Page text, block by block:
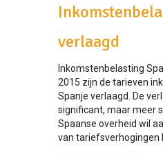
verlaagd
Inkomstenbelasting
2015 zijn de tarieven
Spanje verlaagd. De
significant, maar meer
Spaanse overheid wil
van tariefsverhogingen